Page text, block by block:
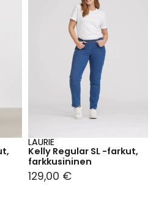
LAURIE
Kelly Regular SL -farkut,
farkkusininen
129,00 €